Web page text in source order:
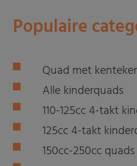
Populaire
Quad met
Alle kinderquads
110-125cc 4-takt
125cc 4-takt
150cc-250cc quads